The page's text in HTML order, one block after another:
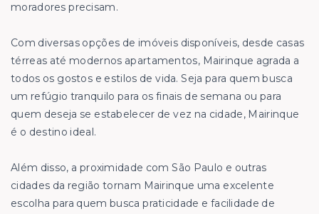
moradores precisam.
Com diversas opções de imóveis disponíveis, desde casas
térreas até modernos apartamentos, Mairinque agrada a
todos os gostos e estilos de vida. Seja para quem busca
um refúgio tranquilo para os finais de semana ou para
quem deseja se estabelecer de vez na cidade, Mairinque
é o destino ideal.
Além disso, a proximidade com São Paulo e outras
cidades da região tornam Mairinque uma excelente
escolha para quem busca praticidade e facilidade de